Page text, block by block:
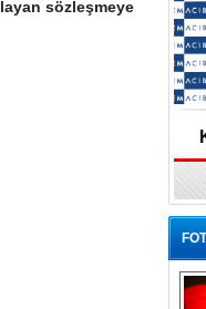
sözleşmeye